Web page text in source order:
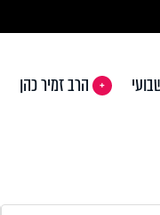
הרב זמיר כהן